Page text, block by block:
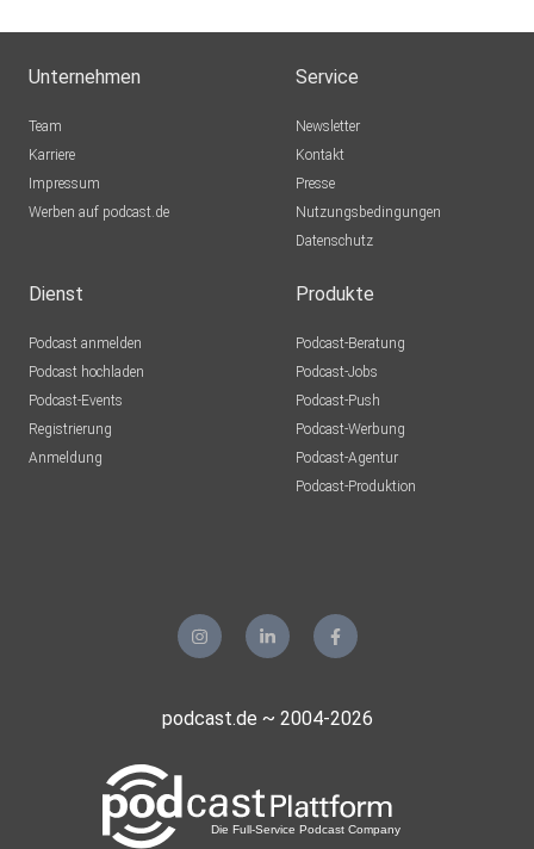
Unternehmen
Team
Karriere
Impressum
Werben auf podcast.de
Service
Newsletter
Kontakt
Presse
Nutzungsbedingungen
Datenschutz
Dienst
Podcast anmelden
Podcast hochladen
Podcast-Events
Registrierung
Anmeldung
Produkte
Podcast-Beratung
Podcast-Jobs
Podcast-Push
Podcast-Werbung
Podcast-Agentur
Podcast-Produktion
podcast.de ~ 2004-2026